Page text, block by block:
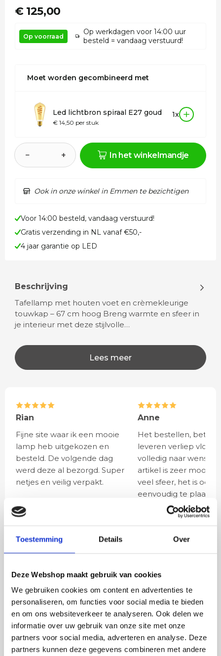
Toestemming Details Over
Deze Webshop maakt gebruik van cookies
We gebruiken cookies om content en advertenties te
personaliseren, om functies voor social media te bieden
en om ons websiteverkeer te analyseren. Ook delen we
informatie over uw gebruik van onze site met onze
partners voor social media, adverteren en analyse. Deze
partners kunnen deze gegevens combineren met andere
€ 125,00
Op voorraad
Op werkdagen voor 14:00 uur
besteld = vandaag verstuurd!
Moet worden gecombineerd met
Led lichtbron spiraal E27 goud
€ 14,50 per stuk
1x
− + In het winkelmandje
Ook in onze winkel in Emmen te bezichtigen
Voor 14:00 besteld, vandaag verstuurd!
Gratis verzending in NL vanaf €50,-
4 jaar garantie op LED
Beschrijving
Tafellamp met houten voet en crèmekleurige
touwkap – 67 cm hoog Breng warmte en sfeer in
je interieur met deze stijlvolle…
Lees meer
Rian
Fijne site waar ik een mooie
lamp heb uitgekozen en
besteld. De volgende dag
werd deze al bezorgd. Super
netjes en veilig verpakt.
Anne
Het bestellen,
leveren verliep vlot en
volledig naar wens.
artikel is zeer mooi
veel sfeer, het is ook
eenvoudig te
BESTEL
INCLUSIEF
LICHTBRONNEN
Led lichtbron spiraal
E27 goud